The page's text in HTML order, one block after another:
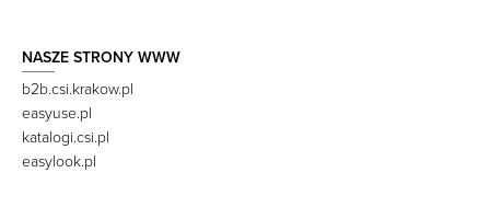
NASZE STRONY WWW
b2b.csi.krakow.pl
easyuse.pl
katalogi.csi.pl
easylook.pl